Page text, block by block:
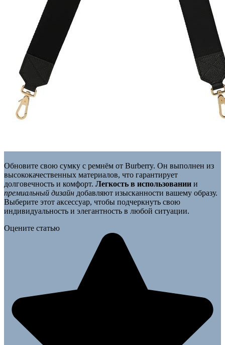
Обновите свою сумку с ремнём от Burberry. Он выполнен из
высококачественных материалов, что гарантирует
долговечность и комфорт. Легкость в использовании и
премиальный дизайн добавляют изысканности вашему образу.
Выберите этот аксессуар, чтобы подчеркнуть свою
индивидуальность и элегантность в любой ситуации.
Оцените статью